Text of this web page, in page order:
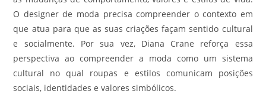
O designer de moda precisa compreender o contexto em
que atua para que as suas criações façam sentido cultural
e socialmente. Por sua vez, Diana Crane reforça essa
perspectiva ao compreender a moda como um sistema
cultural no qual roupas e estilos comunicam posições
sociais, identidades e valores simbólicos.